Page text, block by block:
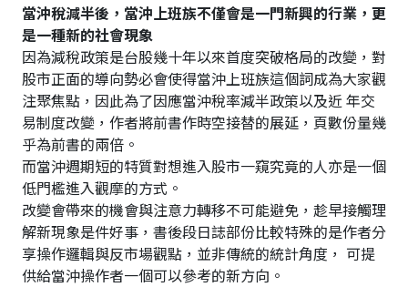
當沖稅減半後，當沖上班族不僅會是一門新興的行業，更
是一種新的社會現象
因為減稅政策是台股幾十年以來首度突破格局的改變，對
股市正面的導向勢必會使得當沖上班族這個詞成為大家觀
注聚焦點，因此為了因應當沖稅率減半政策以及近 年交
易制度改變，作者將前書作時空接替的展延，頁數份量幾
乎為前書的兩倍。
而當沖週期短的特質對想進入股市一窺究竟的人亦是一個
低門檻進入觀摩的方式。
改變會帶來的機會與注意力轉移不可能避免，趁早接觸理
解新現象是件好事，書後段日誌部份比較特殊的是作者分
享操作邏輯與反市場觀點，並非傳統的統計角度， 可提
供給當沖操作者一個可以參考的新方向。